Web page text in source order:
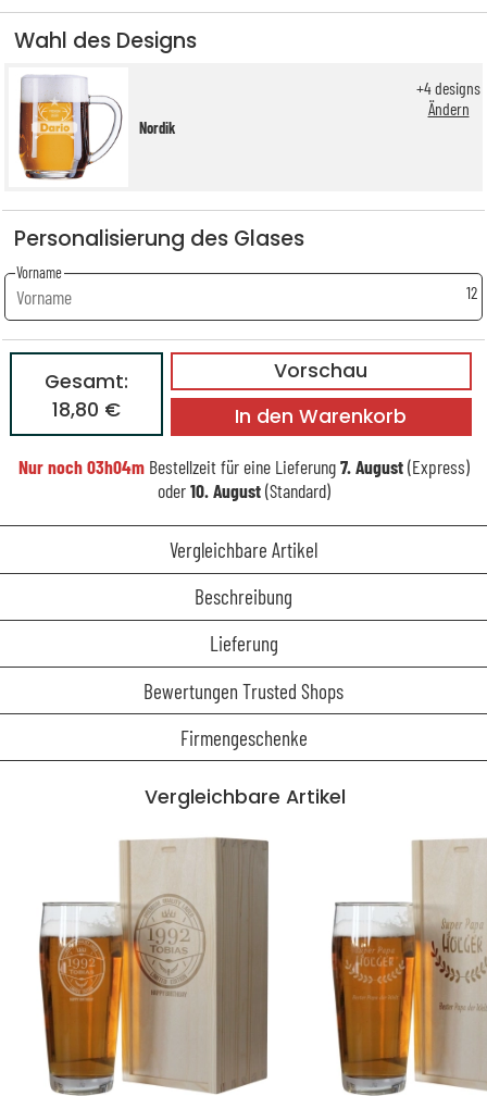
Wahl des Designs
Nordik
+4designs
Ändern
Personalisierung des Glases
Vorname
12
Vorschau
Gesamt:
18,80 €
In den Warenkorb
Nur noch03h04mBestellzeit für eine Lieferung7. August(Express)
oder10. August(Standard)
Vergleichbare Artikel
Beschreibung
Lieferung
Bewertungen Trusted Shops
Firmengeschenke
Vergleichbare Artikel